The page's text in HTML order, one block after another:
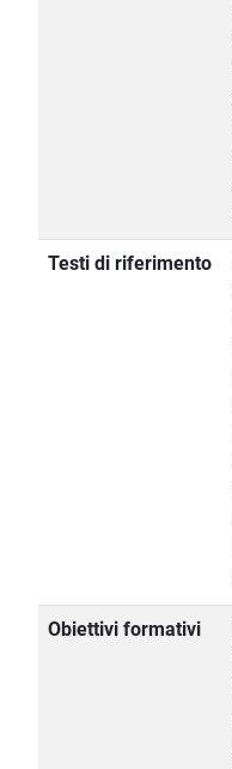
Testi di riferimento
Obiettivi formativi